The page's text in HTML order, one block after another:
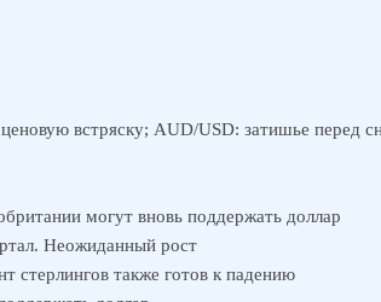
встряску; AUD/USD: затишье перед
могут вновь поддержать доллар
Неожиданный рост
стерлингов также готов к падению